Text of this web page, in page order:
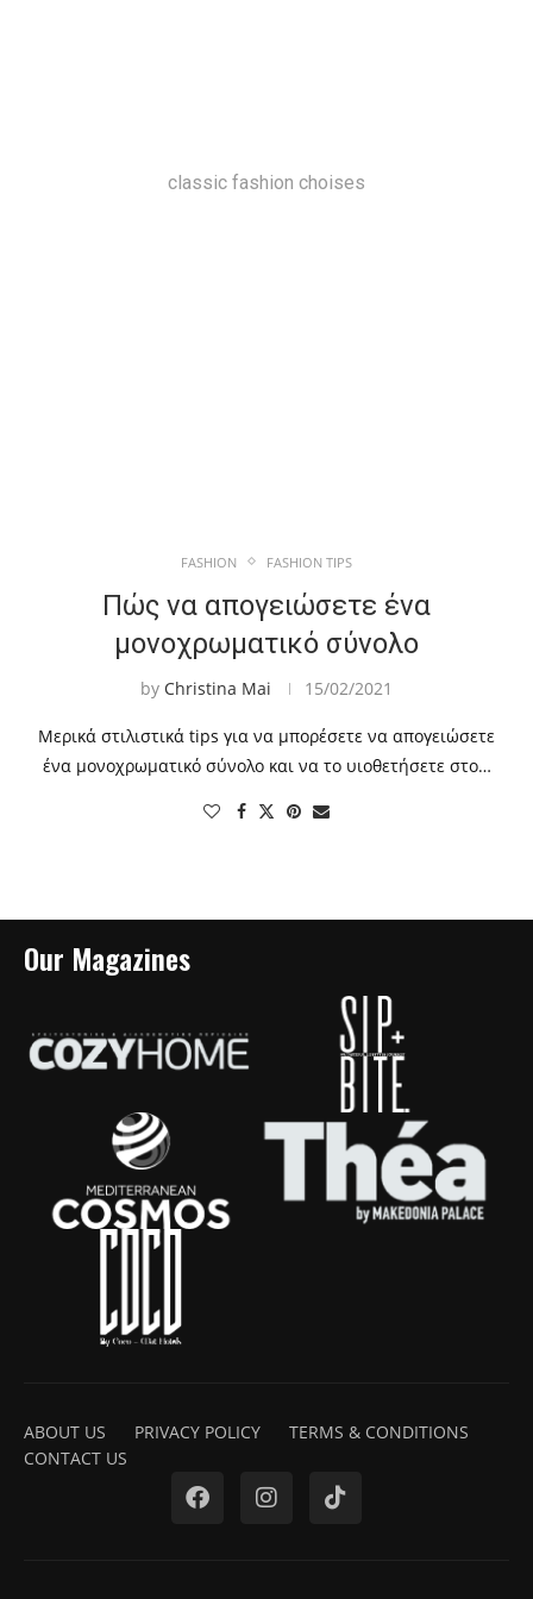
classic fashion choises
FASHION FASHION TIPS
Πώς να απογειώσετε ένα
μονοχρωματικό σύνολο
by Christina Mai 15/02/2021
Μερικά στιλιστικά tips για να μπορέσετε να απογειώσετε
ένα μονοχρωματικό σύνολο και να το υιοθετήσετε στο…
Our Magazines
ABOUT US PRIVACY POLICY
TERMS & CONDITIONS
CONTACT US